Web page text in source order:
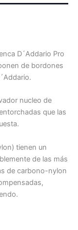
D´Addario Pro
de bordones
nucleo de
que las
tienen un
de las más
de carbono-nylon